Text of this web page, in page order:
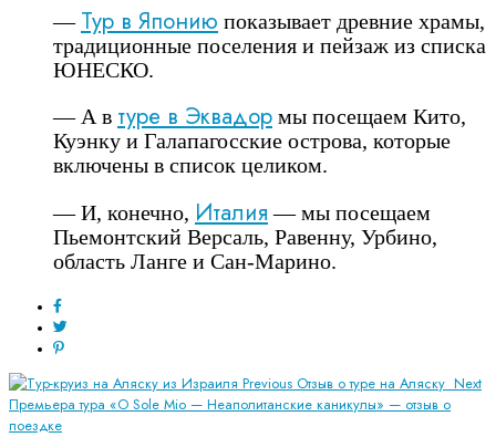
— Тур в Японию показывает древние храмы,
традиционные поселения и пейзаж из списка
ЮНЕСКО.
— А в туре в Эквадор мы посещаем Кито,
Куэнку и Галапагосские острова, которые
включены в список целиком.
— И, конечно, Италия — мы посещаем
Пьемонтский Версаль, Равенну, Урбино,
область Ланге и Сан-Марино.
Previous Отзыв о туре на Аляску Next
Премьера тура «O Sole Mio — Неаполитанские каникулы» — отзыв о
поездке